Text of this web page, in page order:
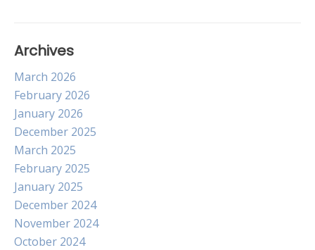
Archives
March 2026
February 2026
January 2026
December 2025
March 2025
February 2025
January 2025
December 2024
November 2024
October 2024